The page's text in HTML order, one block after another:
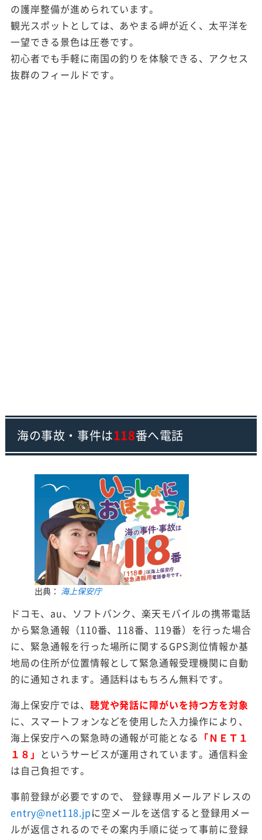
の護岸整備が進められています。
観光スポットとしては、あやまる岬が近く、太平洋を
一望できる景色は圧巻です。
初心者でも手軽に南国の釣りを体験できる、アクセス
抜群のフィールドです。
海の事故・事件は118番へ電話
出典： 海上保安庁
ドコモ、au、ソフトバンク、楽天モバイルの携帯電話
から緊急通報（110番、118番、119番）を行った場合
に、緊急通報を行った場所に関するGPS測位情報か基
地局の住所が位置情報として緊急通報受理機関に自動
的に通知されます。通話料はもちろん無料です。
海上保安庁では、 聴覚や発話に障がいを持つ方を対象
に、スマートフォンなどを使用した入力操作により、
海上保安庁への緊急時の通報が可能となる 「ＮＥＴ１
１８」 というサービスが運用されています。通信料金
は自己負担です。
事前登録が必要ですので、 登録専用メールアドレスの
entry@net118.jpに空メールを送信すると登録用メー
ルが返信されるのでその案内手順に従って事前に登録